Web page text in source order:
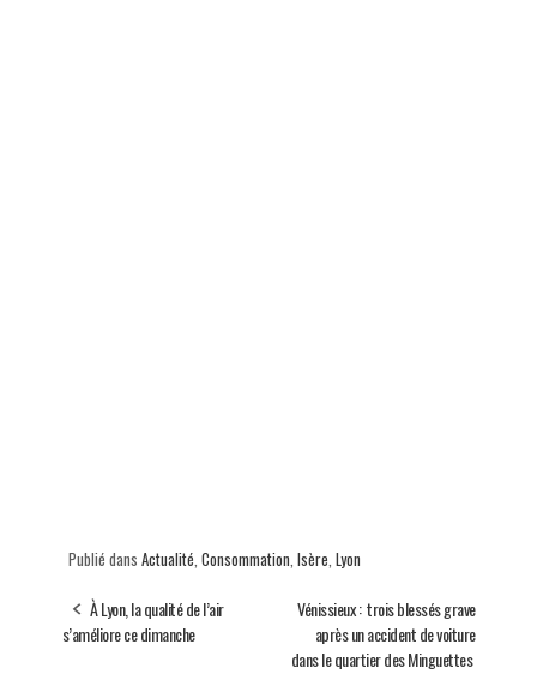
Publié dans Actualité, Consommation, Isère, Lyon
À Lyon, la qualité de l’air
s’améliore ce dimanche
Vénissieux : trois blessés grave
après un accident de voiture
dans le quartier des Minguettes